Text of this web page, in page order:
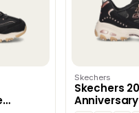
Skechers
Skechers